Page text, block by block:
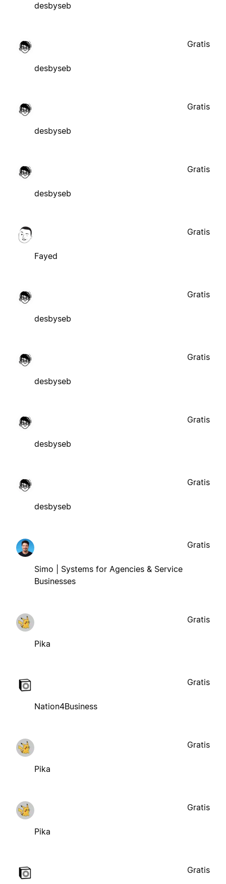
desbyseb
desbyseb
Gratis
desbyseb
Gratis
desbyseb
Gratis
Fayed
Gratis
desbyseb
Gratis
desbyseb
Gratis
desbyseb
Gratis
desbyseb
Gratis
Simo | Systems for Agencies & Service
Businesses
Gratis
Pika
Gratis
Nation4Business
Gratis
Pika
Gratis
Pika
Gratis
Gratis